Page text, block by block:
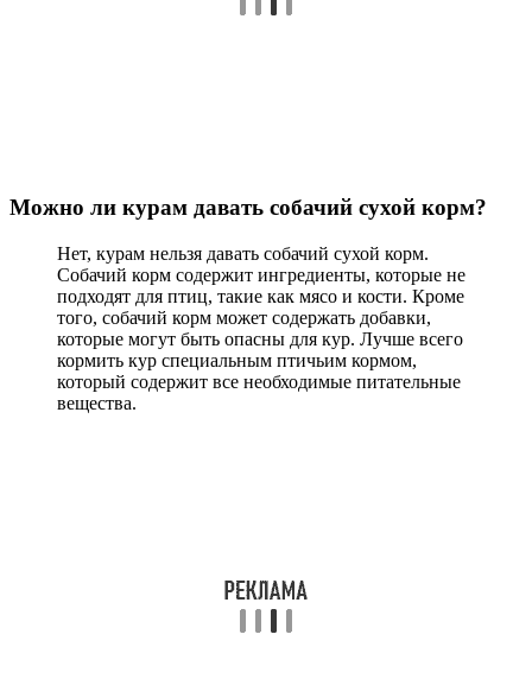
Можно ли курам давать собачий сухой корм?
Нет, курам нельзя давать собачий сухой корм.
Собачий корм содержит ингредиенты, которые не
подходят для птиц, такие как мясо и кости. Кроме
того, собачий корм может содержать добавки,
которые могут быть опасны для кур. Лучше всего
кормить кур специальным птичьим кормом,
который содержит все необходимые питательные
вещества.